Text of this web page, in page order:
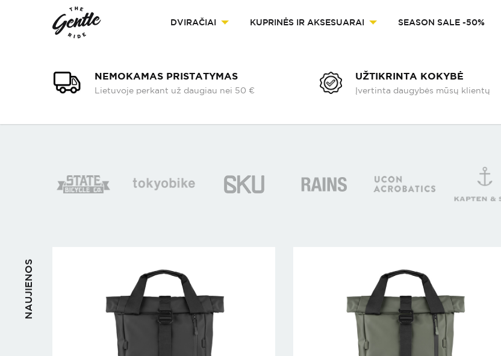
DVIRAČIAI KUPRINĖS IR AKSESUARAI SEASON SALE -50%
NEMOKAMAS PRISTATYMAS
Lietuvoje perkant už daugiau nei 50 €
UŽTIKRINTA KOKYBĖ
Įvertinta daugybės mūsų klientų
NAUJIENOS